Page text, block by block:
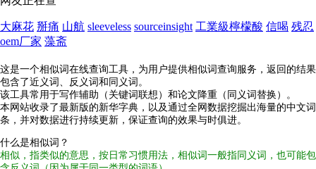
大麻花 掰痛 山航 sleeveless sourceinsight 工業級檸檬酸 信喝 残忍
oem厂家 藻斋
这是一个相似词在线查询工具，为用户提供相似词查询服务，返回的结果
包含了近义词、反义词和同义词。
该工具常用于写作辅助（关键词联想）和论文降重（同义词替换）。
本网站收录了最新版的新华字典，以及通过全网数据挖掘出海量的中文词
条，并对数据进行持续更新，保证查询的效果与时俱进。
什么是相似词？
相似，指类似的意思，按日常习惯用法，相似词一般指同义词，也可能包